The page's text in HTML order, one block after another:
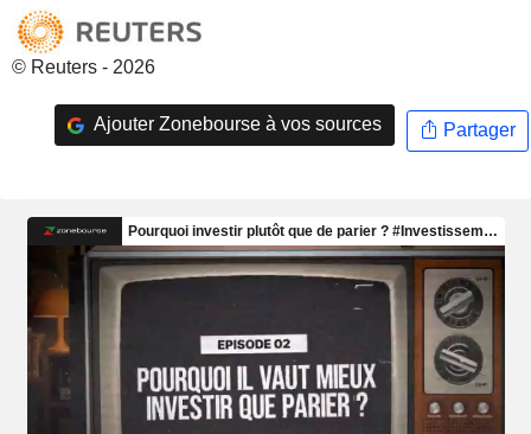
© Reuters - 2026
Ajouter Zonebourse à vos sources Partager